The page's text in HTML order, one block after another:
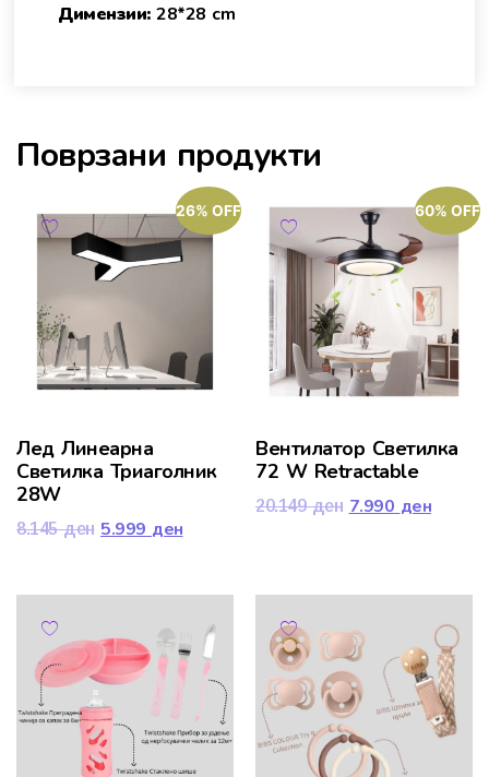
Димензии:28*28 cm
Поврзани продукти
26% OFF
Лед Линеарна
Светилка Триаголник
28W
8.145ден 5.999ден
60% OFF
Вентилатор Светилка
72 W Retractable
20.149ден 7.990ден